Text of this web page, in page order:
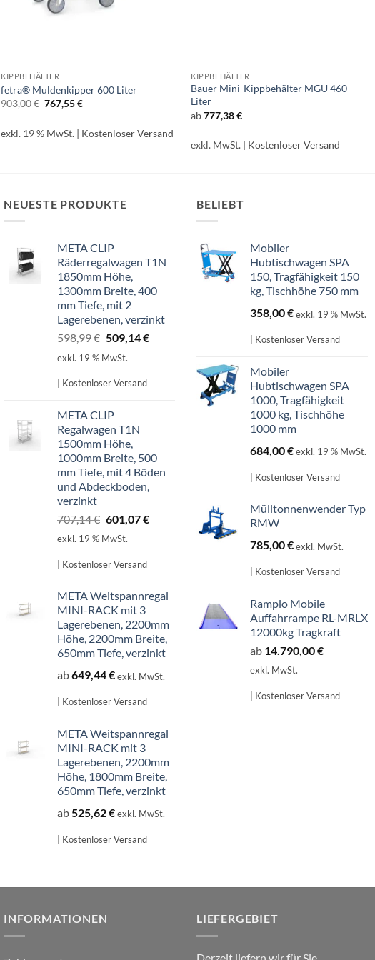
KIPPBEHÄLTER
fetra® Muldenkipper 600 Liter
903,00€ Ursprünglicher
Preis
903,00 €
767,55€Aktueller
767,55 €.
exkl. 19 % MwSt. | Kostenloser Versand
KIPPBEHÄLTER
Bauer Mini-Kippbehälter MGU 460
Liter
ab777,38€
exkl. MwSt. | Kostenloser Versand
NEUESTE PRODUKTE
META CLIP
Räderregalwagen T1N
1850mm Höhe,
1300mm Breite, 400
mm Tiefe, mit 2
Lagerebenen, verzinkt
598,99€ Ursprünglicher
Preis
598,99 €
509,14€Aktueller
exkl. 19 % MwSt.
| Kostenloser Versand
META CLIP
Regalwagen T1N
1500mm Höhe,
1000mm Breite, 500
mm Tiefe, mit 4 Böden
und Abdeckboden,
verzinkt
707,14€ Ursprünglicher
Preis
707,14 €
601,07€Aktueller
exkl. 19 % MwSt.
| Kostenloser Versand
META Weitspannregal
MINI-RACK mit 3
Lagerebenen, 2200mm
Höhe, 2200mm Breite,
650mm Tiefe, verzinkt
ab649,44€exkl. MwSt.
| Kostenloser Versand
META Weitspannregal
MINI-RACK mit 3
Lagerebenen, 2200mm
Höhe, 1800mm Breite,
650mm Tiefe, verzinkt
ab525,62€exkl. MwSt.
| Kostenloser Versand
BELIEBT
Mobiler
Hubtischwagen SPA
150, Tragfähigkeit 150
kg, Tischhöhe 750 mm
358,00€exkl. 19 % MwSt.
| Kostenloser Versand
Mobiler
Hubtischwagen SPA
1000, Tragfähigkeit
1000 kg, Tischhöhe
1000 mm
684,00€exkl. 19 % MwSt.
| Kostenloser Versand
Mülltonnenwender Typ
RMW
785,00€exkl. MwSt.
| Kostenloser Versand
Ramplo Mobile
Auffahrrampe RL-MRLX
12000kg Tragkraft
ab 14.790,00€
exkl. MwSt.
| Kostenloser Versand
INFORMATIONEN LIEFERGEBIET